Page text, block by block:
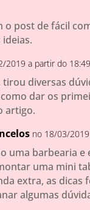
o post de fácil
2019 a partir do 18:49
diversas
dar os
artigo.
no 18/03/
uma barbearia e
uma mini
extra, as dicas
algumas